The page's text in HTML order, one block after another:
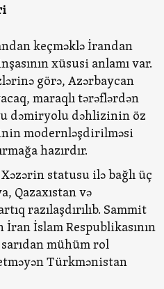
keçməklə İrandan
xüsusi anlamı var.
görə, Azərbaycan
maraqlı tərəflərdən
dəmiryolu dəhlizinin öz
modernləşdirilməsi
hazırdır.
statusu ilə bağlı üç
Qazaxıstan və
razılaşdırılıb. Sammit
İslam Respublikasının
mühüm rol
Türkmənistan